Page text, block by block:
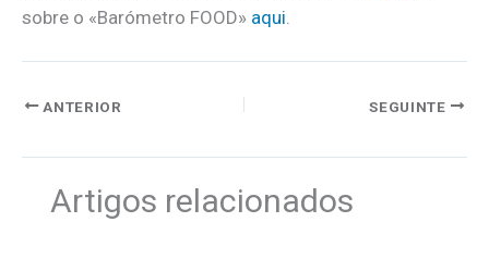
sobre o «Barómetro FOOD» aqui.
ANTERIOR SEGUINTE
Artigos relacionados